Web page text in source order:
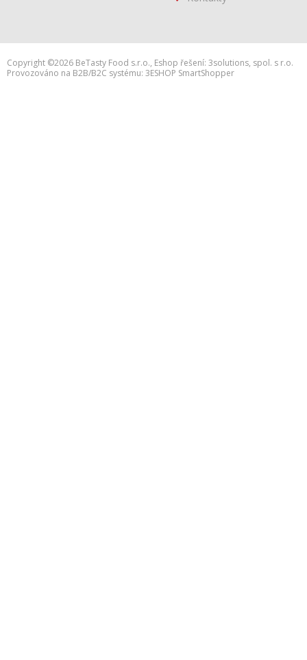
Copyright ©2026 BeTasty Food s.r.o., Eshop řešení: 3solutions, spol. s r.o.
Provozováno na B2B/B2C systému: 3ESHOP SmartShopper